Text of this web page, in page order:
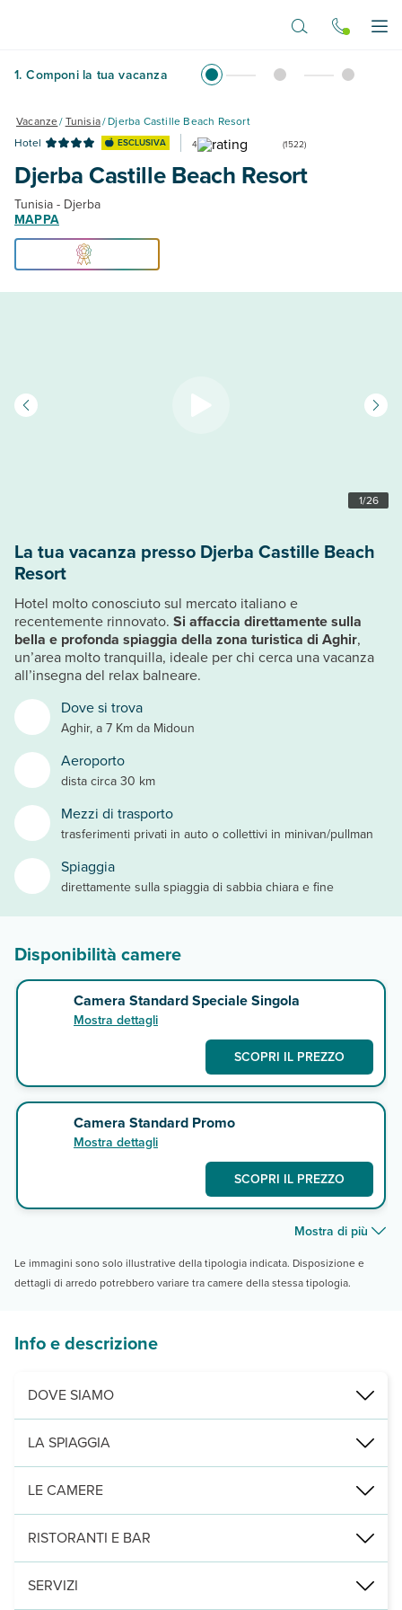
1. Componi la tua vacanza
Vacanze/Tunisia/Djerba Castille Beach Resort
Hotel
ESCLUSIVA 4 (1522)
Djerba Castille Beach Resort
Tunisia - Djerba
MAPPA
1/26
Dove si trova
Aghir, a 7 Km da Midoun
Aeroporto
dista circa 30 km
Mezzi di trasporto
trasferimenti privati in auto o collettivi in minivan/pullman
Spiaggia
direttamente sulla spiaggia di sabbia chiara e fine
La tua vacanza presso Djerba Castille Beach
Resort
Hotel molto conosciuto sul mercato italiano e
recentemente rinnovato. Si affaccia direttamente sulla
bella e profonda spiaggia della zona turistica di Aghir,
un’area molto tranquilla, ideale per chi cerca una vacanza
all’insegna del relax balneare.
Disponibilità camere
Camera Standard Speciale Singola
Mostra dettagli
SCOPRI IL PREZZO
Camera Standard Promo
Mostra dettagli
SCOPRI IL PREZZO
Mostra di più
Le immagini sono solo illustrative della tipologia indicata. Disposizione e
dettagli di arredo potrebbero variare tra camere della stessa tipologia.
Info e descrizione
DOVE SIAMO
Aghir, direttamente sulla spiaggia, a 7 km da Midoun, 25 da
LA SPIAGGIA
di sabbia chiara e fine, attrezzata con ombrelloni e lettini a
LE CAMERE
280 camere (24 m² max 4 adulti) con servizi privati, aria
RISTORANTI E BAR
1 ristorante con servizio a buffet e 3 bar, di cui 1 bar centrale, 1
SERVIZI